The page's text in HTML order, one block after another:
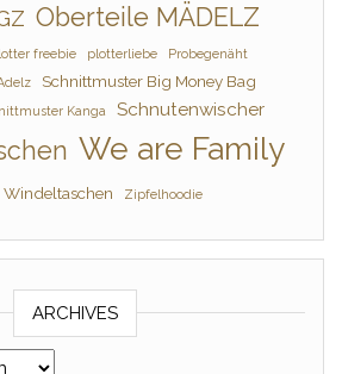
Oberteile MÄDELZ
freebie plotterliebe
Probegenäht
Schnittmuster Big Money Bag
Kanga Schnutenwischer
We are Family
Windeltaschen Zipfelhoodie
ARCHIVES